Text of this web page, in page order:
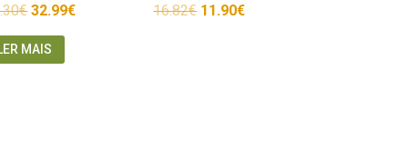
€ 32.99€
MAIS
16.82€ 11.90€